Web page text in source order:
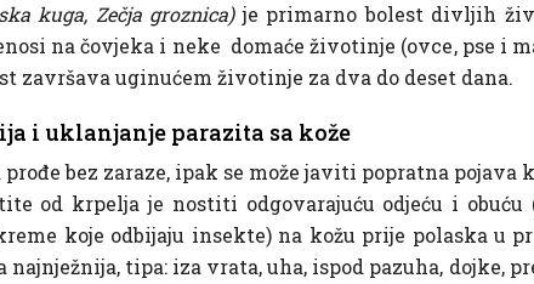
kuga, Zečja groznica)je primarno bolest divljih
na čovjeka i neke domaće životinje (ovce,
završava uginućem životinje za dva do deset dana.
i uklanjanje parazita sa kože
bez zaraze, ipak se može javiti popratna
od krpelja je nostiti odgovarajuću odjeću i
koje odbijaju insekte) na kožu prije polaska u
najnježnija, tipa: iza vrata, uha, ispod pazuha, dojke,